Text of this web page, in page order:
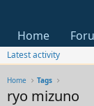
Home
Latest activity
Home Tags
ryo mizuno